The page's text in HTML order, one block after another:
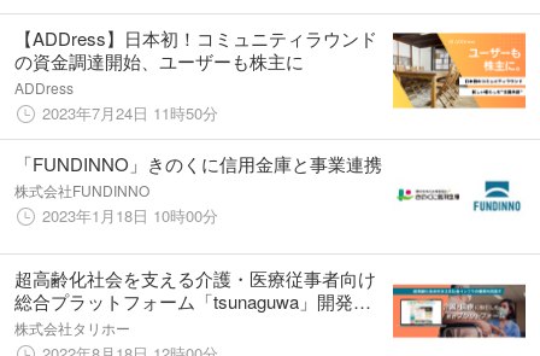
【ADDress】日本初！コミュニティラウンド
の資金調達開始、ユーザーも株主に
ADDress
2023年7月24日 11時50分
「FUNDINNO」きのくに信用金庫と事業連携
株式会社FUNDINNO
2023年1月18日 10時00分
超高齢化社会を支える介護・医療従事者向け
総合プラットフォーム「tsunaguwa」開発の
「タリホー」株式投資型クラウドファンディ
ングを開始
株式会社タリホー